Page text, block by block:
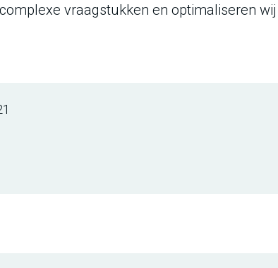
vraagstukken en optimaliseren wij